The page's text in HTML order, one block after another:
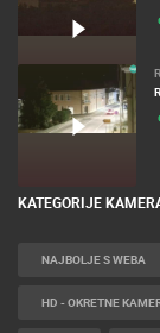
KATEGORIJE
NAJBOLJE S WEBA
HD - OKRETNE